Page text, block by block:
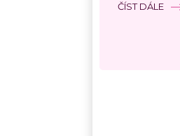
ČÍST DÁLE